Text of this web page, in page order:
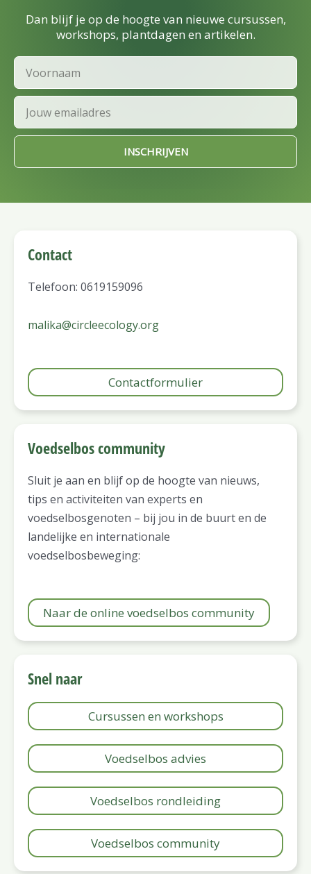
Dan blijf je op de hoogte van nieuwe cursussen,
workshops, plantdagen en artikelen.
Voornaam
Email
INSCHRIJVEN
Contact
Telefoon: 0619159096
malika@circleecology.org
Contactformulier
Voedselbos community
Sluit je aan en blijf op de hoogte van nieuws,
tips en activiteiten van experts en
voedselbosgenoten – bij jou in de buurt en de
landelijke en internationale
voedselbosbeweging:
Naar de online voedselbos community
Snel naar
Cursussen en workshops
Voedselbos advies
Voedselbos rondleiding
Voedselbos community